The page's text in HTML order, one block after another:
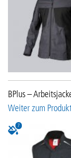
BPlus –
Weiter zum
7